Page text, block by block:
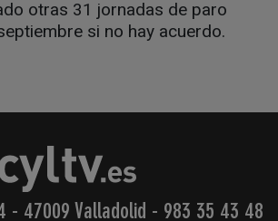
otras 31 jornadas de paro
si no hay acuerdo.
- 47009 Valladolid - 983 35 43 48